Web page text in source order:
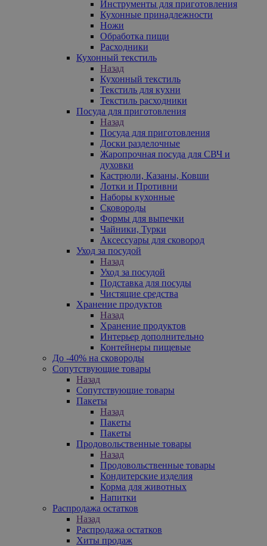
Инструменты для приготовления
Кухонные принадлежности
Ножи
Обработка пищи
Расходники
Кухонный текстиль
Назад
Кухонный текстиль
Текстиль для кухни
Текстиль расходники
Посуда для приготовления
Назад
Посуда для приготовления
Доски разделочные
Жаропрочная посуда для СВЧ и
духовки
Кастрюли, Казаны, Ковши
Лотки и Противни
Наборы кухонные
Сковороды
Формы для выпечки
Чайники, Турки
Аксессуары для сковород
Уход за посудой
Назад
Уход за посудой
Подставка для посуды
Чистящие средства
Хранение продуктов
Назад
Хранение продуктов
Интерьер дополнительно
Контейнеры пищевые
До -40% на сковороды
Сопутствующие товары
Назад
Сопутствующие товары
Пакеты
Назад
Пакеты
Пакеты
Продовольственные товары
Назад
Продовольственные товары
Кондитерские изделия
Корма для животных
Напитки
Распродажа остатков
Назад
Распродажа остатков
Хиты продаж